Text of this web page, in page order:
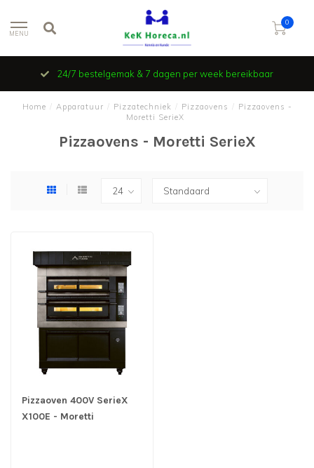
MENU
0
24/7 bestelgemak & 7 dagen per week bereikbaar
Home Apparatuur Pizzatechniek Pizzaovens
Pizzaovens -
Moretti SerieX
Pizzaovens - Moretti SerieX
Pizzaoven 400V SerieX
X100E - Moretti